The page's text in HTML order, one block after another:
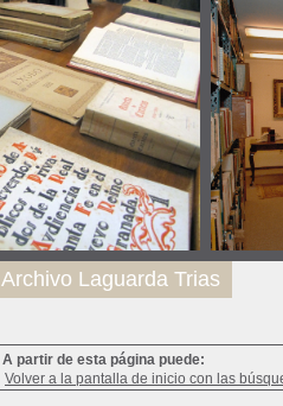
A partir de esta página puede:
Volver a la pantalla de inicio con las
Archivo Laguarda Trias